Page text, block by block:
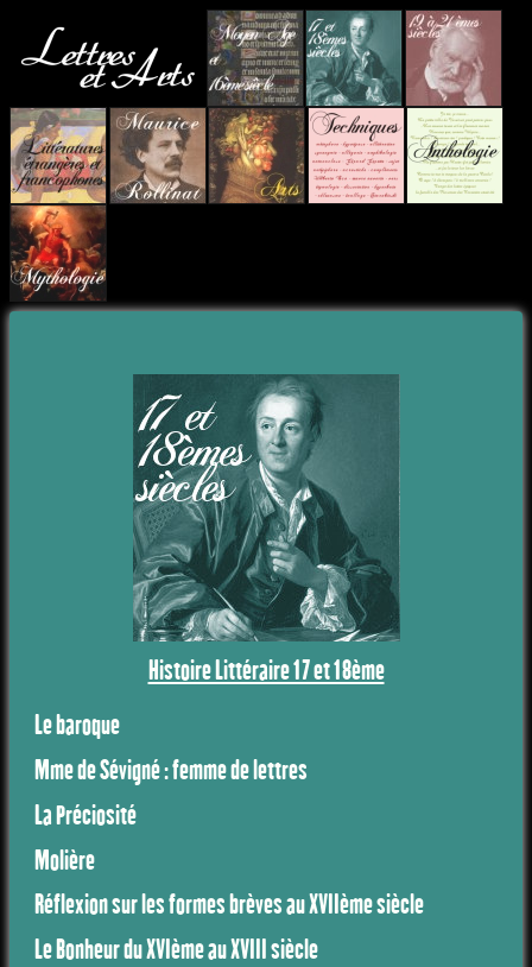
Histoire Littéraire 17 et 18ème
Le baroque
Mme de Sévigné : femme de lettres
La Préciosité
Molière
Réflexion sur les formes brèves au XVIIème siècle
Le Bonheur du XVIème au XVIII siècle